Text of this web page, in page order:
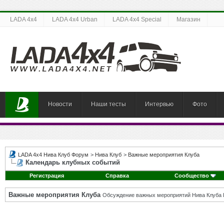
LADA 4x4 LADA 4x4 Urban LADA 4x4 Special Магазин
Новости Наши тесты Интервью Фото
LADA 4x4 Нива Клуб Форум > Нива Клуб > Важные мероприятия Клуба
Календарь клубных событий
Регистрация Справка Сообщество
Важные мероприятия Клуба Обсуждение важных мероприятий Нива Клуба